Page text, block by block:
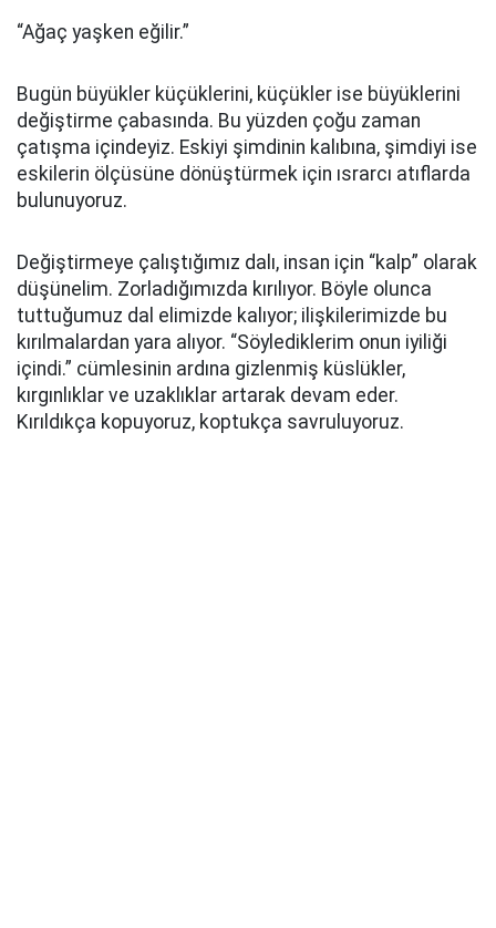
“Ağaç yaşken eğilir.”
Bugün büyükler küçüklerini, küçükler ise büyüklerini
değiştirme çabasında. Bu yüzden çoğu zaman
çatışma içindeyiz. Eskiyi şimdinin kalıbına, şimdiyi ise
eskilerin ölçüsüne dönüştürmek için ısrarcı atıflarda
bulunuyoruz.
Değiştirmeye çalıştığımız dalı, insan için “kalp” olarak
düşünelim. Zorladığımızda kırılıyor. Böyle olunca
tuttuğumuz dal elimizde kalıyor; ilişkilerimizde bu
kırılmalardan yara alıyor. “Söylediklerim onun iyiliği
içindi.” cümlesinin ardına gizlenmiş küslükler,
kırgınlıklar ve uzaklıklar artarak devam eder.
Kırıldıkça kopuyoruz, koptukça savruluyoruz.